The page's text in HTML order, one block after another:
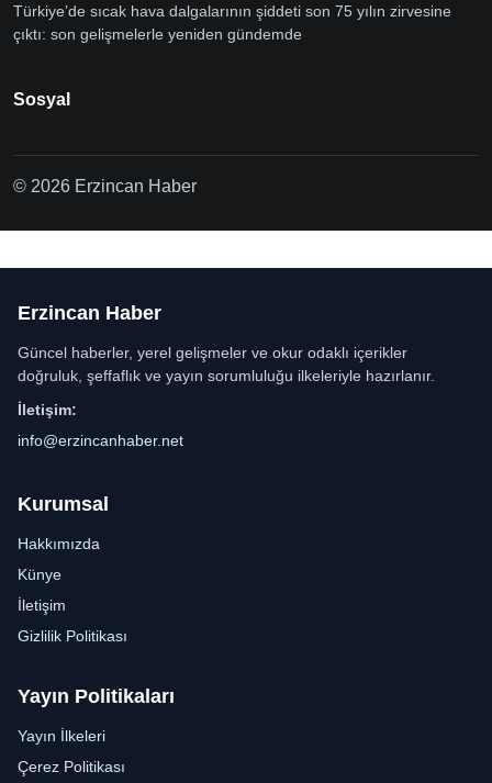
Türkiye’de sıcak hava dalgalarının şiddeti son 75 yılın zirvesine
çıktı: son gelişmelerle yeniden gündemde
Sosyal
© 2026 Erzincan Haber
Erzincan Haber
Güncel haberler, yerel gelişmeler ve okur odaklı içerikler
doğruluk, şeffaflık ve yayın sorumluluğu ilkeleriyle hazırlanır.
İletişim:
info@erzincanhaber.net
Kurumsal
Hakkımızda
Künye
İletişim
Gizlilik Politikası
Yayın Politikaları
Yayın İlkeleri
Çerez Politikası